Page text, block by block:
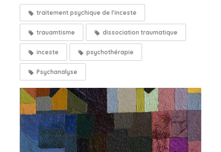
traitement psychique de l'inceste
trauamtisme dissociation traumatique
inceste psychothérapie
Psychanalyse